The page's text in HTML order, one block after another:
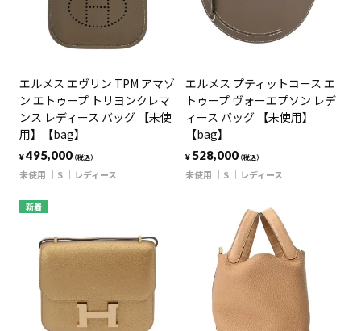
エルメス エヴリン TPM アマゾ
ン エトゥープ トリヨンクレマ
ンス レディース バッグ 【未使
用】【bag】
¥495,000（税込）
未使用 S レディース
エルメス プティットコース エ
トゥープ ヴォーエプソン レデ
ィース バッグ 【未使用】
【bag】
¥ 528,000（税込）
未使用 S レディース
新着